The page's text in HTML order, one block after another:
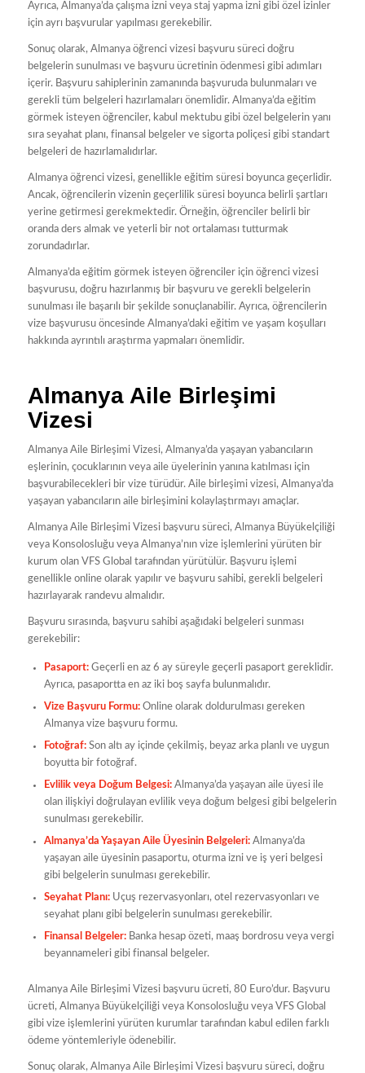
Ayrıca, Almanya’da çalışma izni veya staj yapma izni gibi özel izinler
için ayrı başvurular yapılması gerekebilir.
Sonuç olarak, Almanya öğrenci vizesi başvuru süreci doğru
belgelerin sunulması ve başvuru ücretinin ödenmesi gibi adımları
içerir. Başvuru sahiplerinin zamanında başvuruda bulunmaları ve
gerekli tüm belgeleri hazırlamaları önemlidir. Almanya’da eğitim
görmek isteyen öğrenciler, kabul mektubu gibi özel belgelerin yanı
sıra seyahat planı, finansal belgeler ve sigorta poliçesi gibi standart
belgeleri de hazırlamalıdırlar.
Almanya öğrenci vizesi, genellikle eğitim süresi boyunca geçerlidir.
Ancak, öğrencilerin vizenin geçerlilik süresi boyunca belirli şartları
yerine getirmesi gerekmektedir. Örneğin, öğrenciler belirli bir
oranda ders almak ve yeterli bir not ortalaması tutturmak
zorundadırlar.
Almanya’da eğitim görmek isteyen öğrenciler için öğrenci vizesi
başvurusu, doğru hazırlanmış bir başvuru ve gerekli belgelerin
sunulması ile başarılı bir şekilde sonuçlanabilir. Ayrıca, öğrencilerin
vize başvurusu öncesinde Almanya’daki eğitim ve yaşam koşulları
hakkında ayrıntılı araştırma yapmaları önemlidir.
Almanya Aile Birleşimi
Vizesi
Almanya Aile Birleşimi Vizesi, Almanya’da yaşayan yabancıların
eşlerinin, çocuklarının veya aile üyelerinin yanına katılması için
başvurabilecekleri bir vize türüdür. Aile birleşimi vizesi, Almanya’da
yaşayan yabancıların aile birleşimini kolaylaştırmayı amaçlar.
Almanya Aile Birleşimi Vizesi başvuru süreci, Almanya Büyükelçiliği
veya Konsolosluğu veya Almanya’nın vize işlemlerini yürüten bir
kurum olan VFS Global tarafından yürütülür. Başvuru işlemi
genellikle online olarak yapılır ve başvuru sahibi, gerekli belgeleri
hazırlayarak randevu almalıdır.
Başvuru sırasında, başvuru sahibi aşağıdaki belgeleri sunması
gerekebilir:
Pasaport:Geçerli en az 6 ay süreyle geçerli pasaport gereklidir.
Ayrıca, pasaportta en az iki boş sayfa bulunmalıdır.
Vize Başvuru Formu:Online olarak doldurulması gereken
Almanya vize başvuru formu.
Fotoğraf:Son altı ay içinde çekilmiş, beyaz arka planlı ve uygun
boyutta bir fotoğraf.
Evlilik veya Doğum Belgesi:Almanya’da yaşayan aile üyesi ile
olan ilişkiyi doğrulayan evlilik veya doğum belgesi gibi belgelerin
sunulması gerekebilir.
Almanya’da Yaşayan Aile Üyesinin Belgeleri:Almanya’da
yaşayan aile üyesinin pasaportu, oturma izni ve iş yeri belgesi
gibi belgelerin sunulması gerekebilir.
Seyahat Planı:Uçuş rezervasyonları, otel rezervasyonları ve
seyahat planı gibi belgelerin sunulması gerekebilir.
Finansal Belgeler:Banka hesap özeti, maaş bordrosu veya vergi
beyannameleri gibi finansal belgeler.
Almanya Aile Birleşimi Vizesi başvuru ücreti, 80 Euro’dur. Başvuru
ücreti, Almanya Büyükelçiliği veya Konsolosluğu veya VFS Global
gibi vize işlemlerini yürüten kurumlar tarafından kabul edilen farklı
ödeme yöntemleriyle ödenebilir.
Sonuç olarak, Almanya Aile Birleşimi Vizesi başvuru süreci, doğru